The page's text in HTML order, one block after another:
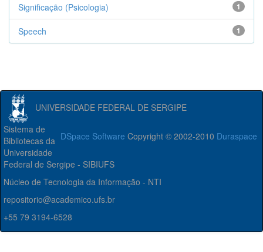
1
Significação (Psicologia)
1
Speech
UNIVERSIDADE FEDERAL DE SERGIPE
DSpace Software Copyright © 2002-2010 Duraspace
Sistema de
Bibliotecas da
Universidade
Federal de Sergipe - SIBIUFS
Núcleo de Tecnologia da Informação - NTI
repositorio@academico.ufs.br
+55 79 3194-6528